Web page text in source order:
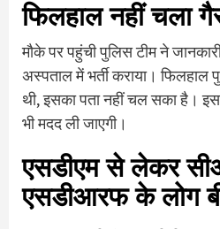
फिलहाल नहीं चला
मौके पर पहुंची पुलिस टीम ने
अस्पताल में भर्ती कराया।
थी, इसका पता नहीं चल सका है।
भी मदद ली जाएगी।
एसडीएम से लेकर
एसडीआरफ के लोग